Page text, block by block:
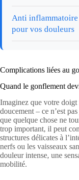
Anti inflammatoire
pour vos douleurs
Complications liées au
Quand le gonflement
Imaginez que votre
doucement – ce n’est
que quelque chose ne
trop important, il peut
structures délicates à
nerfs ou les vaisseaux
douleur intense, une
mobilité.